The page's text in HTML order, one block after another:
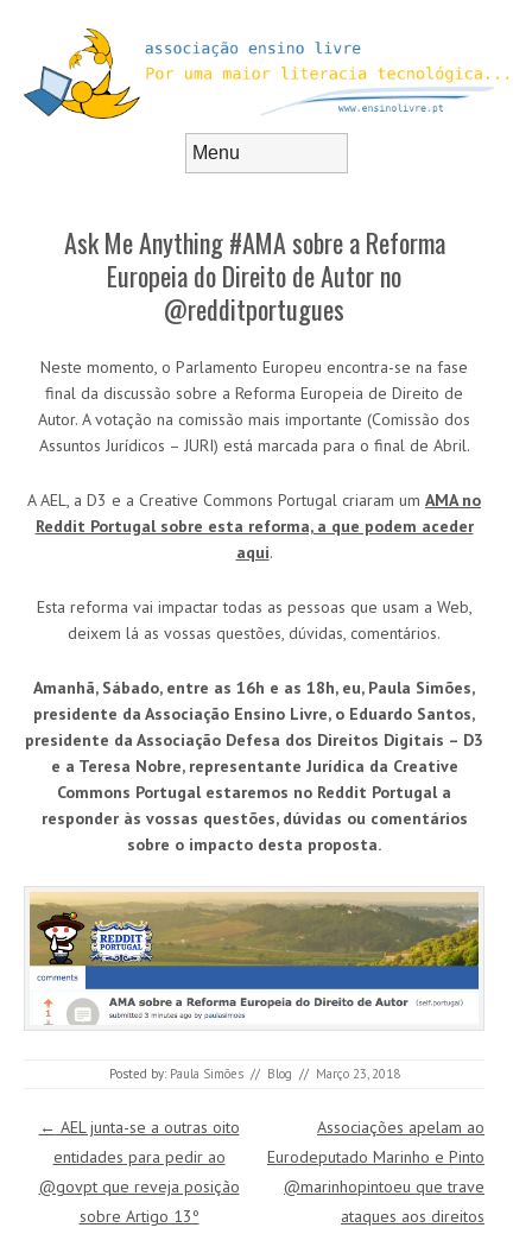
Ask Me Anything #AMA sobre a Reforma
Europeia do Direito de Autor no
@redditportugues
Neste momento, o Parlamento Europeu encontra-se na fase
final da discussão sobre a Reforma Europeia de Direito de
Autor. A votação na comissão mais importante (Comissão dos
Assuntos Jurídicos – JURI) está marcada para o final de Abril.
A AEL, a D3 e a Creative Commons Portugal criaram um AMA no
Reddit Portugal sobre esta reforma, a que podem aceder
aqui.
Esta reforma vai impactar todas as pessoas que usam a Web,
deixem lá as vossas questões, dúvidas, comentários.
Amanhã, Sábado, entre as 16h e as 18h, eu, Paula Simões,
presidente da Associação Ensino Livre, o Eduardo Santos,
presidente da Associação Defesa dos Direitos Digitais – D3
e a Teresa Nobre, representante Jurídica da Creative
Commons Portugal estaremos no Reddit Portugal a
responder às vossas questões, dúvidas ou comentários
sobre o impacto desta proposta.
Posted by: Paula Simões // Blog // Março 23, 2018
Post navigation
← AEL junta-se a outras oito
entidades para pedir ao
@govpt que reveja posição
sobre Artigo 13º
Associações apelam ao
Eurodeputado Marinho e Pinto
@marinhopintoeu que trave
ataques aos direitos